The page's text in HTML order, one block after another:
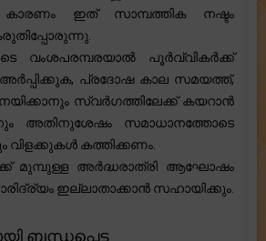
ഇത് സാമ്പത്തിക നഷ്ടം
വംശപരമ്പരയാൽ പൂർവ്വികർക്ക്
പ്രദോഷ കാല സമയത്ത്,
സ്വർഗത്തിലേക്ക് കയറാൻ
അതിനുശേഷം സമാധാനത്തോടെ
വിളക്കുകൾ കത്തിക്കണം.
മുമ്പുള്ള അർദ്ധരാത്രി ആഘോഷം
ദാരിദ്ര്യം ഇല്ലാതാക്കാൻ സഹായിക്കും.
ബന്ധപ്പെട്ട